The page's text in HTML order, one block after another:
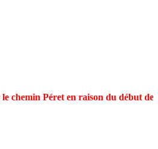
chemin Péret en raison du début